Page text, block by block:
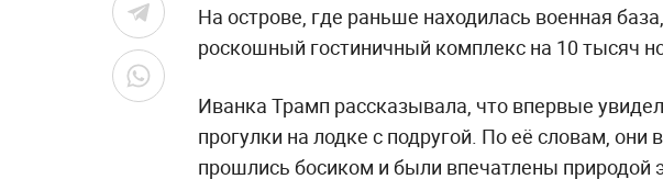
На острове, где раньше находилась военная
роскошный гостиничный комплекс на 10 тысяч
Иванка Трамп рассказывала, что впервые
прогулки на лодке с подругой. По её словам, они
прошлись босиком и были впечатлены природой